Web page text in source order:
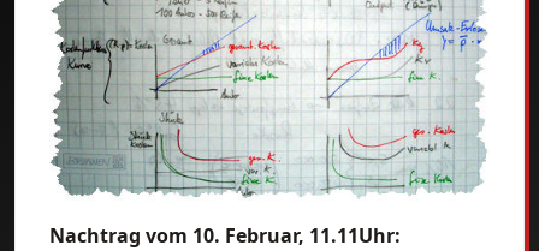
Nachtrag vom 10. Februar, 11.11Uhr: